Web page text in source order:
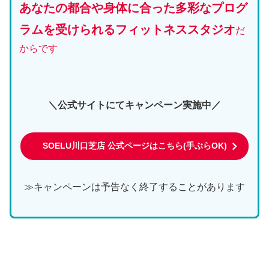
あなたの都合や身体に合った多彩なプログ
ラムを受けられるフィットネススタジオだ
からです
＼公式サイトにてキャンペーン実施中／
SOELU川口芝店 公式ページはこちら(手ぶらOK)
≫キャンペーンは予告なく終了することがあります